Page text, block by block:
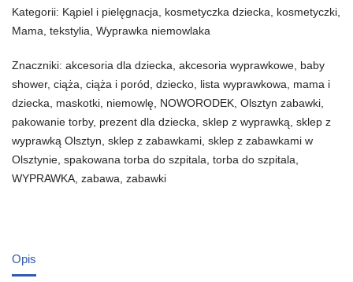
Kategorii: Kąpiel i pielęgnacja, kosmetyczka dziecka, kosmetyczki,
Mama, tekstylia, Wyprawka niemowlaka
Znaczniki: akcesoria dla dziecka, akcesoria wyprawkowe, baby
shower, ciąża, ciąża i poród , dziecko, lista wyprawkowa, mama i
dziecka, maskotki, niemowlę, NOWORODEK, Olsztyn zabawki,
pakowanie torby, prezent dla dziecka, sklep z wyprawką, sklep z
wyprawką Olsztyn, sklep z zabawkami, sklep z zabawkami w
Olsztynie, spakowana torba do szpitala, torba do szpitala,
WYPRAWKA, zabawa, zabawki
Opis